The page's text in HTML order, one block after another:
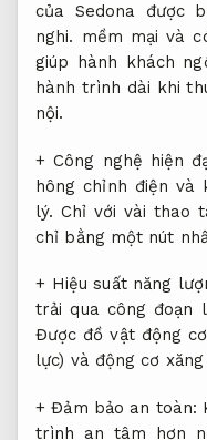
của Sedona được
nghi. mềm mại và
giúp hành khách
hành trình dài khi
nội.
+ Công nghệ hiện
hông chỉnh điện và
lý. Chỉ với vài thao
chỉ bằng một nút
+ Hiệu suất năng
trải qua công đoạn
Được đồ vật động
lực) và động cơ
+ Đảm bảo an toàn:
trình an tâm hơn